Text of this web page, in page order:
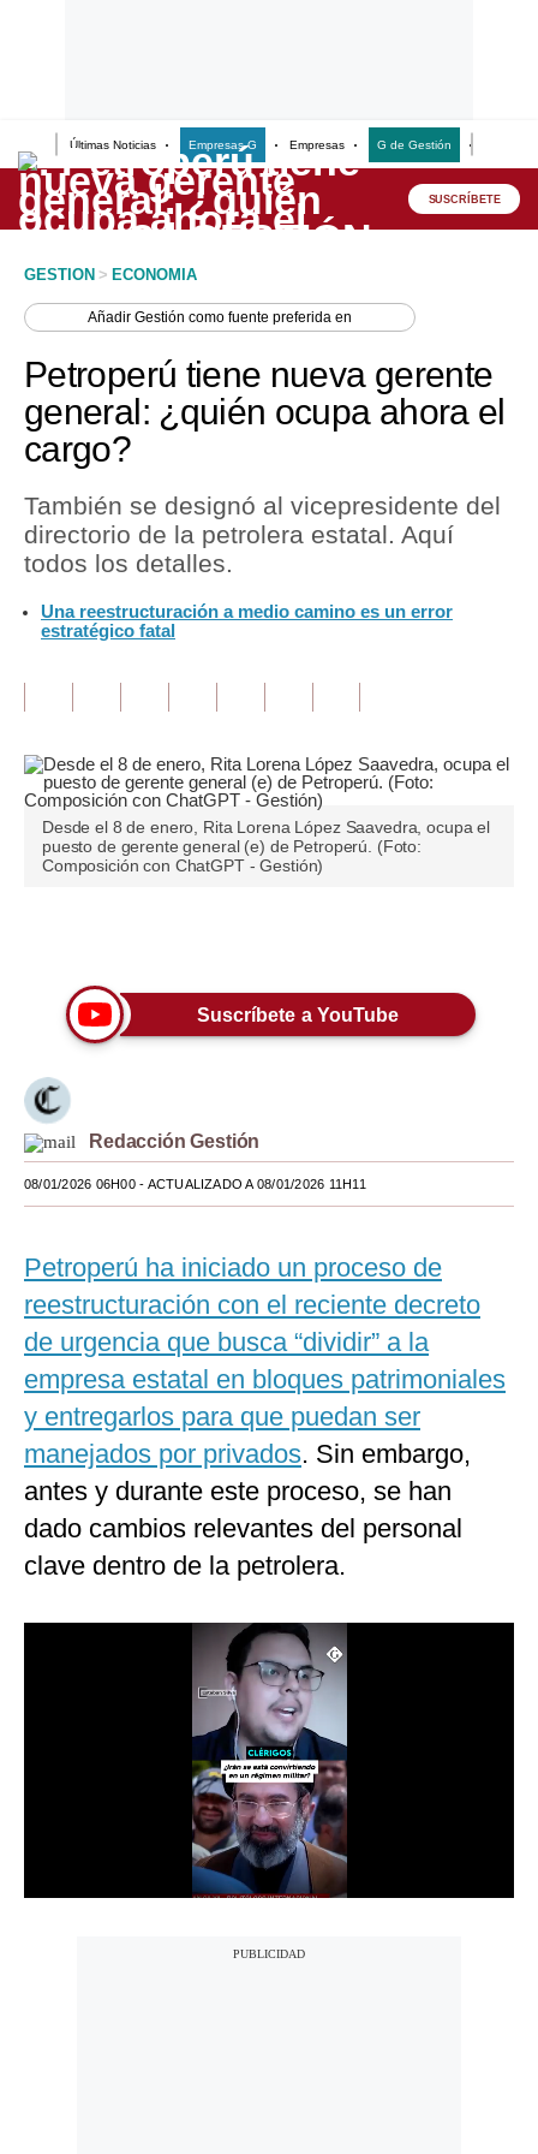
Últimas Noticias Empresas G Empresas G de Gestión
Lo último
Peru Quiosco
Economía
Mercados
Política
Finanzas Personales
Inmobiliarias
Opinión
Editorial
Pregunta de hoy
Lujo
Moda
Estilos
Mundo
EEUU
México
España
Internacional
Tecnología
Club del Suscriptor
SUSCRÍBETE
GESTION > ECONOMIA
AñadirGestión como fuente preferida en
Petroperú tiene nueva gerente
general: ¿quién ocupa ahora el
cargo?
También se designó al vicepresidente del
directorio de la petrolera estatal. Aquí
todos los detalles.
Una reestructuración a medio camino es un error
estratégico fatal
Desde el 8 de enero, Rita Lorena López Saavedra, ocupa el
puesto de gerente general (e) de Petroperú. (Foto:
Composición con ChatGPT - Gestión)
Suscríbete a YouTube
Redacción Gestión
08/01/2026 06H00- ACTUALIZADO A 08/01/2026 11H11
Petroperú ha iniciado un proceso de
reestructuración con el reciente decreto
de urgencia que busca “dividir” a la
empresa estatal en bloques patrimoniales
y entregarlos para que puedan ser
manejados por privados. Sin embargo,
antes y durante este proceso, se han
dado cambios relevantes del personal
clave dentro de la petrolera.